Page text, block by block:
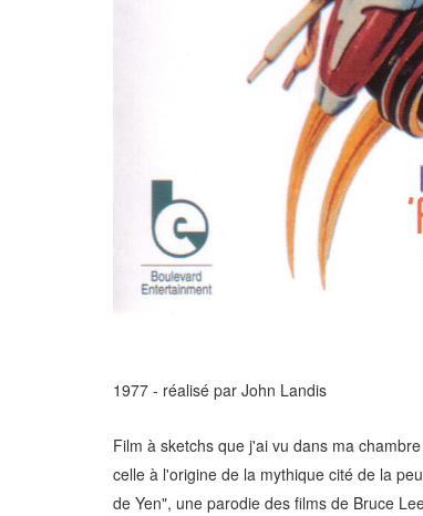
1977 - réalisé par John Landis
Film à sketchs que j'ai vu dans ma
celle à l'origine de la mythique cité de la
de Yen", une parodie des films de Bruce